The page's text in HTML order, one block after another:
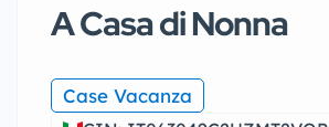
A Casa di Nonna
Case Vacanza